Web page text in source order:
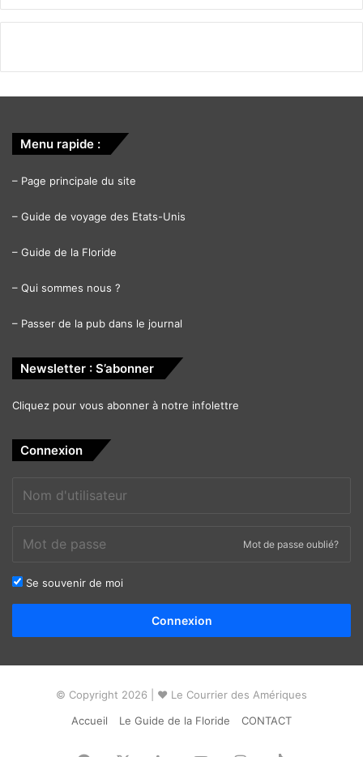
Menu rapide :
– Page principale du site
– Guide de voyage des Etats-Unis
– Guide de la Floride
– Qui sommes nous ?
– Passer de la pub dans le journal
Newsletter : S’abonner
Cliquez pour vous abonner à notre infolettre
Connexion
Mot de passe oublié?
Se souvenir de moi
Connexion
© Copyright 2026 | ❤ Le Courrier des Amériques
Accueil
Le Guide de la Floride CONTACT